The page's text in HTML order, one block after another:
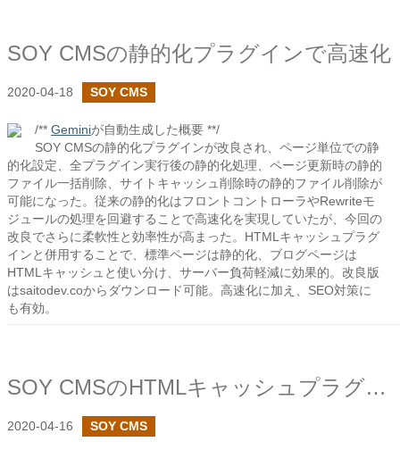
SOY CMSの静的化プラグインで高速化
2020-04-18 SOY CMS
/** Geminiが自動生成した概要 **/
SOY CMSの静的化プラグインが改良され、ページ単位での静
的化設定、全プラグイン実行後の静的化処理、ページ更新時の静的
ファイル一括削除、サイトキャッシュ削除時の静的ファイル削除が
可能になった。従来の静的化はフロントコントローラやRewriteモ
ジュールの処理を回避することで高速化を実現していたが、今回の
改良でさらに柔軟性と効率性が高まった。HTMLキャッシュプラグ
インと併用することで、標準ページは静的化、ブログページは
HTMLキャッシュと使い分け、サーバー負荷軽減に効果的。改良版
はsaitodev.coからダウンロード可能。高速化に加え、SEO対策に
も有効。
SOY CMSのHTMLキャッシュプラグインで高速化
2020-04-16 SOY CMS